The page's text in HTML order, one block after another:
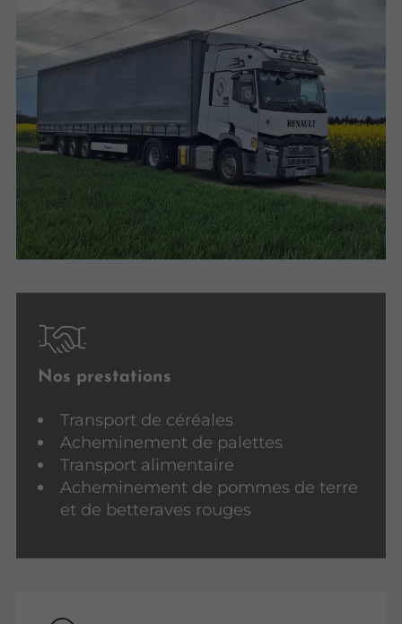
Nos prestations
Transport de céréales
Acheminement de palettes
Transport alimentaire
Acheminement de pommes de terre
et de betteraves rouges